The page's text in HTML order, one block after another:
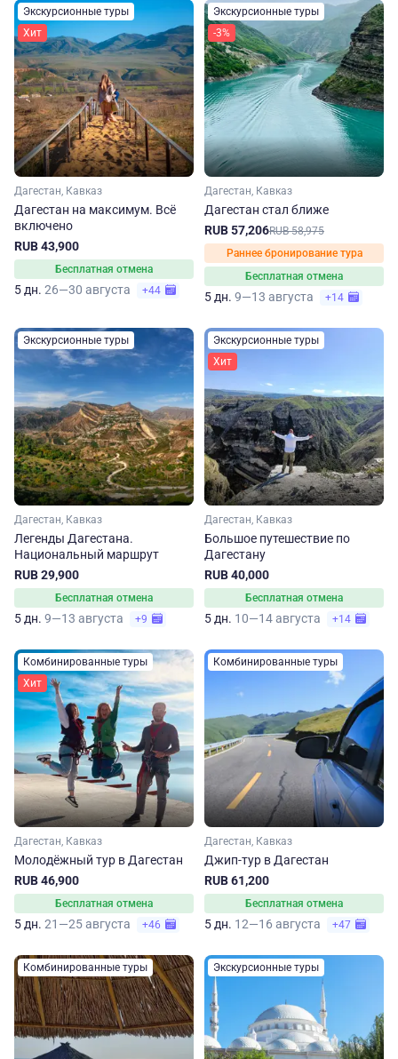
Экскурсионные туры
Хит
Дагестан, Кавказ
Дагестан на максимум. Вcё
включено
RUB 43,900
Бесплатная отмена
5 дн. 26—30 августа +44
Экскурсионные туры
-3%
Дагестан, Кавказ
Дагестан стал ближе
RUB 57,206RUB 58,975
Раннее бронирование тура
Бесплатная отмена
5 дн. 9—13 августа +14
Экскурсионные туры
Дагестан, Кавказ
Легенды Дагестана.
Национальный маршрут
RUB 29,900
Бесплатная отмена
5 дн. 9—13 августа +9
Экскурсионные туры
Хит
Дагестан, Кавказ
Большое путешествие по
Дагестану
RUB 40,000
Бесплатная отмена
5 дн. 10—14 августа +14
Комбинированные туры
Хит
Дагестан, Кавказ
Молодёжный тур в Дагестан
RUB 46,900
Бесплатная отмена
5 дн. 21—25 августа +46
Комбинированные туры
Дагестан, Кавказ
Джип-тур в Дагестан
RUB 61,200
Бесплатная отмена
5 дн. 12—16 августа +47
Комбинированные туры Экскурсионные туры